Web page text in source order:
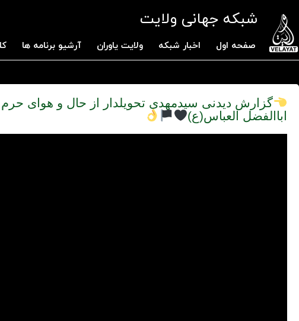
شبکه جهانی ولایت
صفحه اول اخبار شبکه ولایت یاوران آرشیو برنامه ها
گزارش دیدنی سیدمهدی تحویلدار از حال و هوای
اباالفضل العباس(ع)